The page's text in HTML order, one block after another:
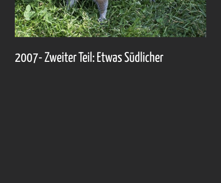
2007- Zweiter Teil: Etwas Südlicher